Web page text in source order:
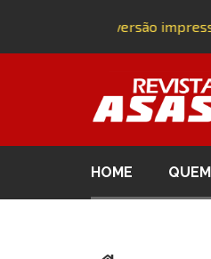
Adquira a versão impressa
HOME